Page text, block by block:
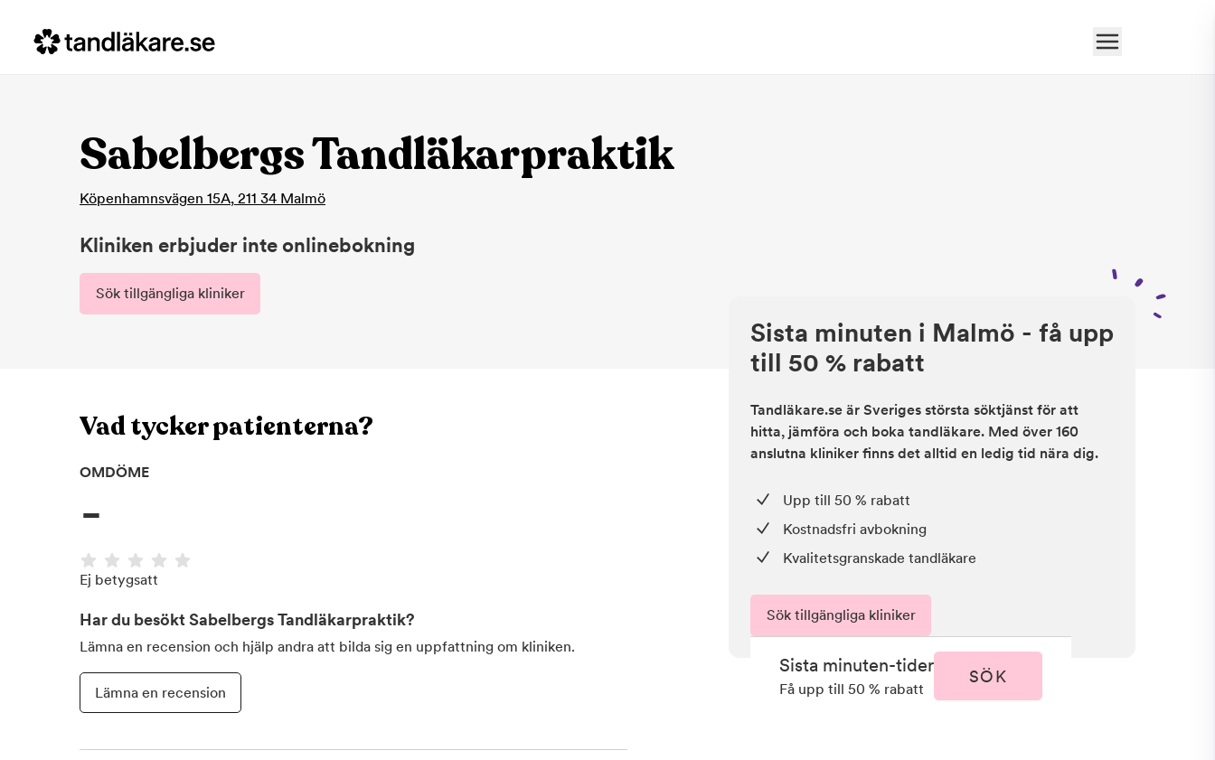
Sabelbergs Tandläkarpraktik
Köpenhamnsvägen 15A, 211 34 Malmö
Kliniken erbjuder inte onlinebokning
Sök tillgängliga kliniker
Vad tycker patienterna?
OMDÖME
-
Ej betygsatt
Har du besöktSabelbergs Tandläkarpraktik?
Lämna en recension och hjälp andra att bilda sig en uppfattning om kliniken.
Lämna en recension
Sista minuten i Malmö - få upp
till 50 % rabatt
Tandläkare.se är Sveriges största söktjänst för att
hitta, jämföra och boka tandläkare. Med över 160
anslutna kliniker finns det alltid en ledig tid nära dig.
Upp till 50 % rabatt
Kostnadsfri avbokning
Kvalitetsgranskade tandläkare
Sök tillgängliga kliniker
Sista minuten-tider
Få upp till 50 % rabatt
SÖK